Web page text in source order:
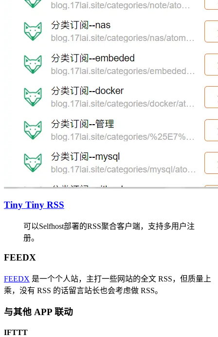
Tiny Tiny RSS
可以Selfhost部署的RSS聚合客户端，支持多用户注
册。
FEEDX
FEEDX 是一个个人站，主打一些网站的全文 RSS，但质量上
乘，没有 RSS 的话留言站长也会考虑做 RSS。
与其他 APP 联动
IFTTT